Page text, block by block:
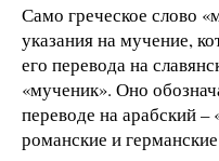
Само греческое слово
указания на мучение,
его перевода на
«мученик». Оно
переводе на арабский
романские и